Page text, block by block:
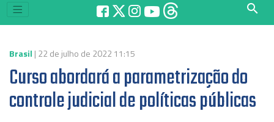
search
Brasil | 22 de julho de 2022 11:15
Curso abordará a parametrização do
controle judicial de políticas públicas